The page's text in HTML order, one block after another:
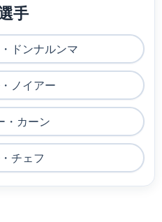
手
ドンナルンマ
ノイアー
・カーン
チェフ